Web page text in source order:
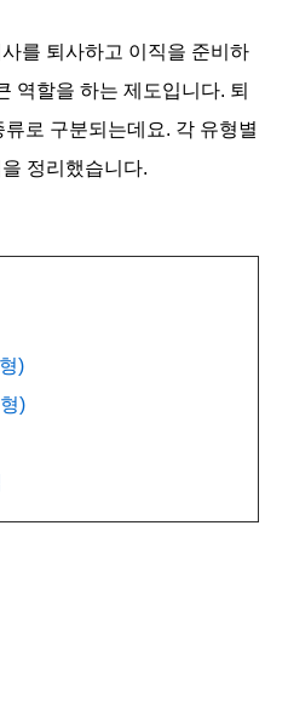
를 퇴사하고 이직을 준비하
역할을 하는 제도입니다. 퇴
로 구분되는데요. 각 유형별
정리했습니다.
)
)